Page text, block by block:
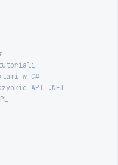
tutoriali
w C#
API .NET